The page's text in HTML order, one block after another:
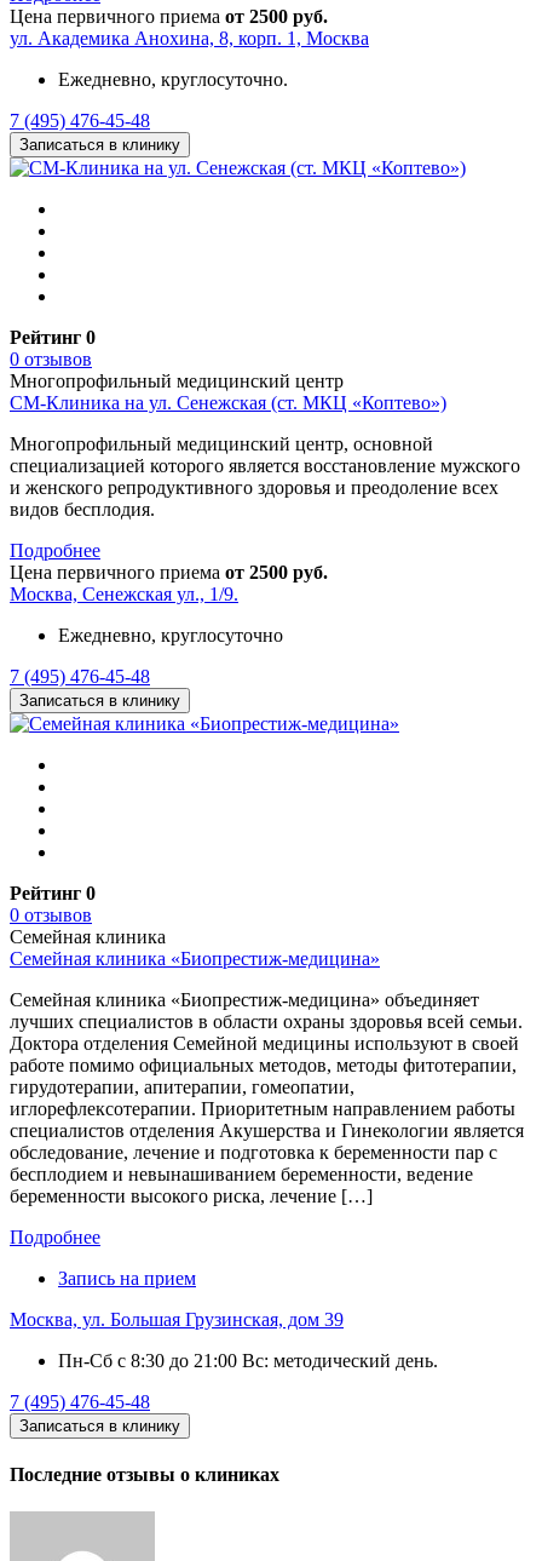
Цена первичного приема от 2500 руб.
ул. Академика Анохина, 8, корп. 1, Москва
Ежедневно, круглосуточно.
7 (495) 476-45-48
Записаться в клинику
Рейтинг 0
0 отзывов
Многопрофильный медицинский центр
СМ-Клиника на ул. Сенежская (ст. МКЦ «Коптево»)
Многопрофильный медицинский центр, основной
специализацией которого является восстановление мужского
и женского репродуктивного здоровья и преодоление всех
видов бесплодия.
Подробнее
Цена первичного приема от 2500 руб.
Москва, Сенежская ул., 1/9.
Ежедневно, круглосуточно
7 (495) 476-45-48
Записаться в клинику
Рейтинг 0
0 отзывов
Семейная клиника
Семейная клиника «Биопрестиж-медицина»
Семейная клиника «Биопрестиж-медицина» объединяет
лучших специалистов в области охраны здоровья всей семьи.
Доктора отделения Семейной медицины используют в своей
работе помимо официальных методов, методы фитотерапии,
гирудотерапии, апитерапии, гомеопатии,
иглорефлексотерапии. Приоритетным направлением работы
специалистов отделения Акушерства и Гинекологии является
обследование, лечение и подготовка к беременности пар с
бесплодием и невынашиванием беременности, ведение
беременности высокого риска, лечение […]
Подробнее
Запись на прием
Москва, ул. Большая Грузинская, дом 39
Пн-Сб с 8:30 до 21:00 Вс: методический день.
7 (495) 476-45-48
Записаться в клинику
Последние отзывы о клиниках